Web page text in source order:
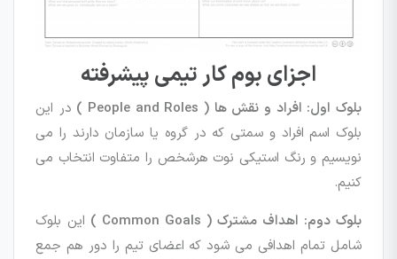
اجزای بوم کار تیمی پیشرفته
بلوک اول: افراد و نقش ها ( People and Roles )
در این
بلوک اسم افراد و سمتی که در گروه یا سازمان دارند را می
نویسیم و رنگ استیکی نوت هرشخص را متفاوت انتخاب می
کنیم.
بلوک دوم: اهداف مشترک ( Common Goals )
این بلوک
شامل تمام اهدافی می شود که اعضای تیم را دور هم جمع